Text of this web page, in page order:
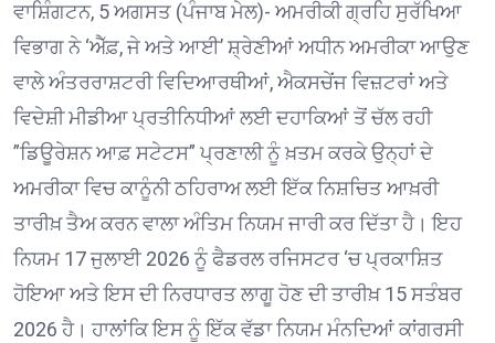
ਵਾਸ਼ਿੰਗਟਨ, 5 ਅਗਸਤ (ਪੰਜਾਬ ਮੇਲ)- ਅਮਰੀਕੀ ਗ੍ਰਹਿ ਸੁਰੱਖਿਆ
ਵਿਭਾਗ ਨੇ ‘ਐੱਫ਼, ਜੇ ਅਤੇ ਆਈ’ ਸ਼੍ਰੇਣੀਆਂ ਅਧੀਨ ਅਮਰੀਕਾ ਆਉਣ
ਵਾਲੇ ਅੰਤਰਰਾਸ਼ਟਰੀ ਵਿਦਿਆਰਥੀਆਂ, ਐਕਸਚੇਂਜ ਵਿਜ਼ਟਰਾਂ ਅਤੇ
ਵਿਦੇਸ਼ੀ ਮੀਡੀਆ ਪ੍ਰਤੀਨਿਧੀਆਂ ਲਈ ਦਹਾਕਿਆਂ ਤੋਂ ਚੱਲ ਰਹੀ
”ਡਿਊਰੇਸ਼ਨ ਆਫ਼ ਸਟੇਟਸ” ਪ੍ਰਣਾਲੀ ਨੂੰ ਖ਼ਤਮ ਕਰਕੇ ਉਨ੍ਹਾਂ ਦੇ
ਅਮਰੀਕਾ ਵਿਚ ਕਾਨੂੰਨੀ ਠਹਿਰਾਅ ਲਈ ਇੱਕ ਨਿਸ਼ਚਿਤ ਆਖ਼ਰੀ
ਤਾਰੀਖ਼ ਤੈਅ ਕਰਨ ਵਾਲਾ ਅੰਤਿਮ ਨਿਯਮ ਜਾਰੀ ਕਰ ਦਿੱਤਾ ਹੈ। ਇਹ
ਨਿਯਮ 17 ਜੁਲਾਈ 2026 ਨੂੰ ਫੈਡਰਲ ਰਜਿਸਟਰ ‘ਚ ਪ੍ਰਕਾਸ਼ਿਤ
ਹੋਇਆ ਅਤੇ ਇਸ ਦੀ ਨਿਰਧਾਰਤ ਲਾਗੂ ਹੋਣ ਦੀ ਤਾਰੀਖ਼ 15 ਸਤੰਬਰ
2026 ਹੈ। ਹਾਲਾਂਕਿ ਇਸ ਨੂੰ ਇੱਕ ਵੱਡਾ ਨਿਯਮ ਮੰਨਦਿਆਂ ਕਾਂਗਰਸੀ